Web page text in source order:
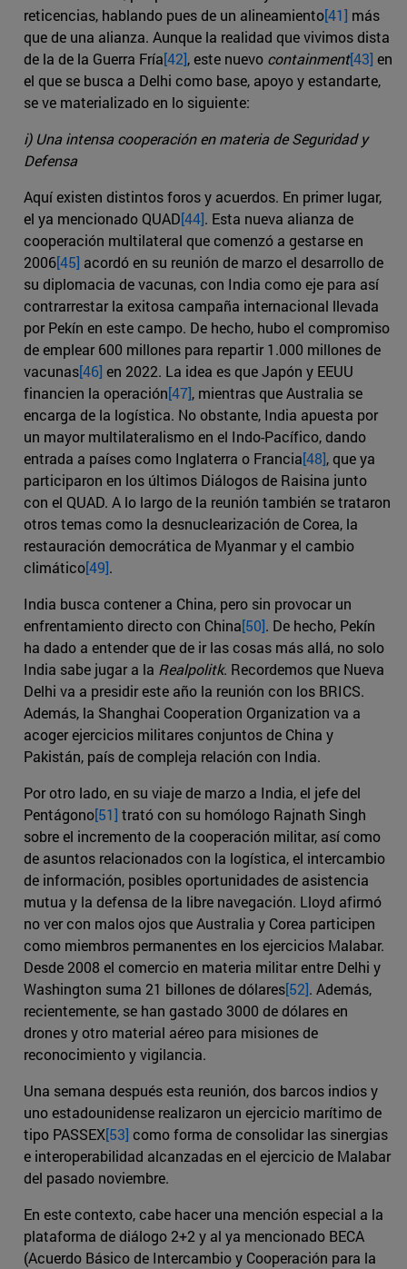
reticencias, hablando pues de un alineamiento[41] más
que de una alianza. Aunque la realidad que vivimos dista
de la de la Guerra Fría[42], este nuevo containment[43] en
el que se busca a Delhi como base, apoyo y estandarte,
se ve materializado en lo siguiente:
i) Una intensa cooperación en materia de Seguridad y
Defensa
Aquí existen distintos foros y acuerdos. En primer lugar,
el ya mencionado QUAD[44]. Esta nueva alianza de
cooperación multilateral que comenzó a gestarse en
2006[45] acordó en su reunión de marzo el desarrollo de
su diplomacia de vacunas, con India como eje para así
contrarrestar la exitosa campaña internacional llevada
por Pekín en este campo. De hecho, hubo el compromiso
de emplear 600 millones para repartir 1.000 millones de
vacunas[46] en 2022. La idea es que Japón y EEUU
financien la operación[47], mientras que Australia se
encarga de la logística. No obstante, India apuesta por
un mayor multilateralismo en el Indo-Pacífico, dando
entrada a países como Inglaterra o Francia[48], que ya
participaron en los últimos Diálogos de Raisina junto
con el QUAD. A lo largo de la reunión también se trataron
otros temas como la desnuclearización de Corea, la
restauración democrática de Myanmar y el cambio
climático[49].
India busca contener a China, pero sin provocar un
enfrentamiento directo con China[50]. De hecho, Pekín
ha dado a entender que de ir las cosas más allá, no solo
India sabe jugar a la Realpolitk. Recordemos que Nueva
Delhi va a presidir este año la reunión con los BRICS.
Además, la Shanghai Cooperation Organization va a
acoger ejercicios militares conjuntos de China y
Pakistán, país de compleja relación con India.
Por otro lado, en su viaje de marzo a India, el jefe del
Pentágono[51] trató con su homólogo Rajnath Singh
sobre el incremento de la cooperación militar, así como
de asuntos relacionados con la logística, el intercambio
de información, posibles oportunidades de asistencia
mutua y la defensa de la libre navegación. Lloyd afirmó
no ver con malos ojos que Australia y Corea participen
como miembros permanentes en los ejercicios Malabar.
Desde 2008 el comercio en materia militar entre Delhi y
Washington suma 21 billones de dólares[52]. Además,
recientemente, se han gastado 3000 de dólares en
drones y otro material aéreo para misiones de
reconocimiento y vigilancia.
Una semana después esta reunión, dos barcos indios y
uno estadounidense realizaron un ejercicio marítimo de
tipo PASSEX[53] como forma de consolidar las sinergias
e interoperabilidad alcanzadas en el ejercicio de Malabar
del pasado noviembre.
En este contexto, cabe hacer una mención especial a la
plataforma de diálogo 2+2 y al ya mencionado BECA
(Acuerdo Básico de Intercambio y Cooperación para la